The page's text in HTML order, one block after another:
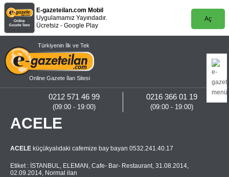
E-gazeteilan.com Mobil
Uygulamamız Yayındadır.
Ücretsiz - Google Play
Aç
Türkiyenin İlk ve Tek
Online Gazete İlan Sitesi
0216 366 01 19
(09:00 - 19:00)
0212 571 46 99
(09:00 - 19:00)
ACELE
ACELE küçükyalıdaki cafemize bay bayan 0532.241.40.17
Etiket : İSTANBUL, ELEMAN , Cafe- Bar- Restaurant, 31.08.2014,
02.09.2014, Normal ilan